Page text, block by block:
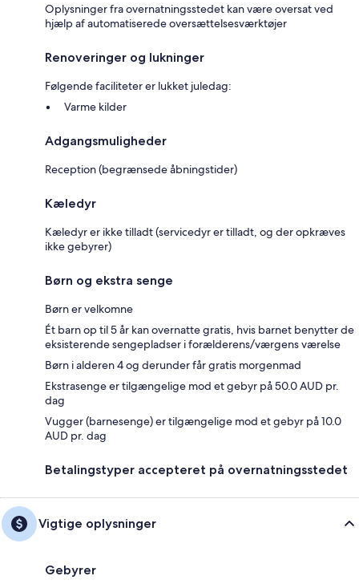
Oplysninger fra overnatningsstedet kan være oversat ved
hjælp af automatiserede oversættelsesværktøjer
Renoveringer og lukninger
Følgende faciliteter er lukket juledag:
Varme kilder
Adgangsmuligheder
Reception (begrænsede åbningstider)
Kæledyr
Kæledyr er ikke tilladt (servicedyr er tilladt, og der opkræves
ikke gebyrer)
Børn og ekstra senge
Børn er velkomne
Ét barn op til 5 år kan overnatte gratis, hvis barnet benytter de
eksisterende sengepladser i forælderens/værgens værelse
Børn i alderen 4 og derunder får gratis morgenmad
Ekstrasenge er tilgængelige mod et gebyr på 50.0 AUD pr.
dag
Vugger (barnesenge) er tilgængelige mod et gebyr på 10.0
AUD pr. dag
Betalingstyper accepteret på overnatningsstedet
Vigtige oplysninger
Gebyrer